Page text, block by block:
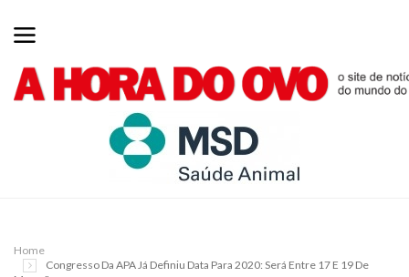
Home
Congresso Da APA Já Definiu Data Para 2020: Será Entre 17 E 19 De